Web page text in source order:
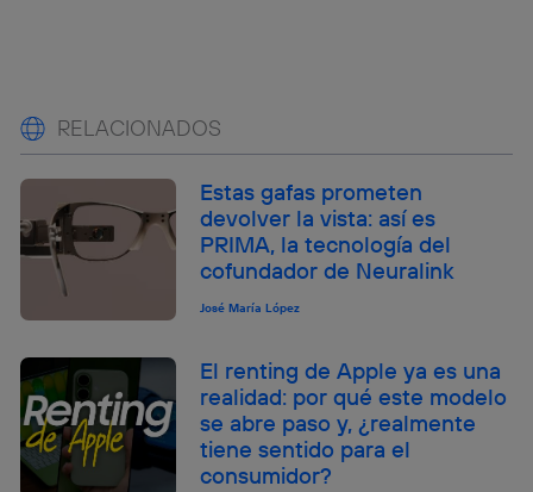
RELACIONADOS
Estas gafas prometen
devolver la vista: así es
PRIMA, la tecnología del
cofundador de Neuralink
José María López
El renting de Apple ya es una
realidad: por qué este modelo
se abre paso y, ¿realmente
tiene sentido para el
consumidor?